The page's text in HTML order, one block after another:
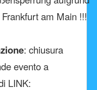
am Main !!!
: chiusura
evento a
LINK: